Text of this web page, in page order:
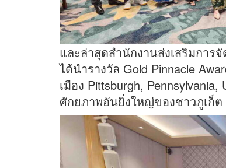
และล่าสุดสำนักงานส่งเสริมการ
ได้นำรางวัล Gold Pinnacle
เมือง Pittsburgh,
ศักยภาพอันยิ่งใหญ่ของชาวภูเก็ต